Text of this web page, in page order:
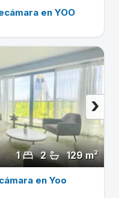
en YOO
129 m²
2
1
›
en Yoo